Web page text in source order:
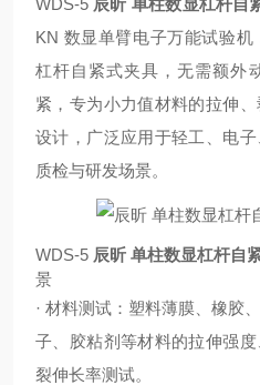
WDS-5 辰昕 单柱数显杠杆自
KN 数显单臂电子万能试验
杠杆自紧式夹具，无需额外
紧，专为小力值材料的拉伸
设计，广泛应用于轻工、电
质检与研发场景。
WDS-5 辰昕 单柱数显杠杆自
景
· 材料测试：塑料薄膜、橡胶
子、胶粘剂等材料的拉伸强
裂伸长率测试。